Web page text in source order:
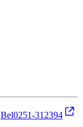
Bel0251-312394